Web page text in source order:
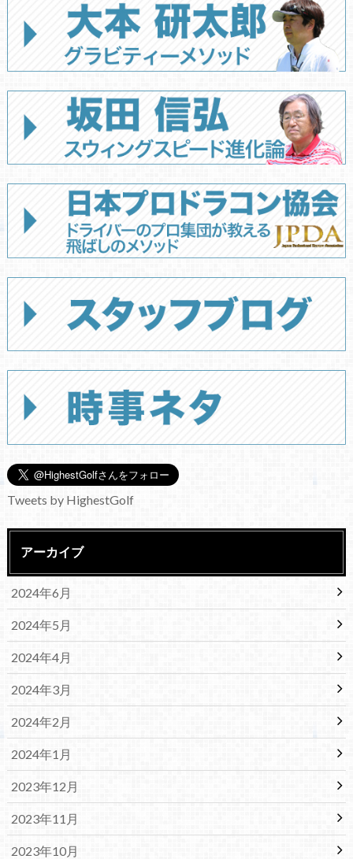
Tweets by HighestGolf
アーカイブ
2024年6月
2024年5月
2024年4月
2024年3月
2024年2月
2024年1月
2023年12月
2023年11月
2023年10月